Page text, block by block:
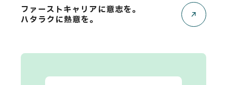
ファーストキャリアに意志を。
ハタラクに熱意を。